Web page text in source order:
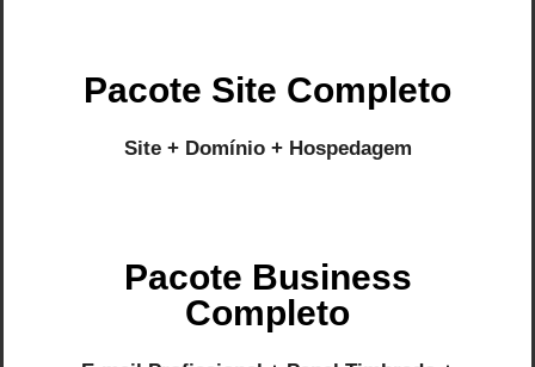
Pacote Site Completo
Site + Domínio + Hospedagem
Pacote Business
Completo